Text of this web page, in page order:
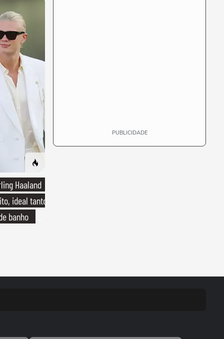
Haaland
ideal tanto
banho
PUBLICIDADE